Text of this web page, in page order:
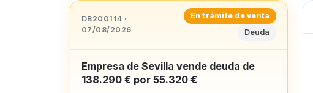
DB200114 ·
07/08/2026
En trámite de venta
Deuda
Empresa de Sevilla vende deuda de
138.290 € por 55.320 €